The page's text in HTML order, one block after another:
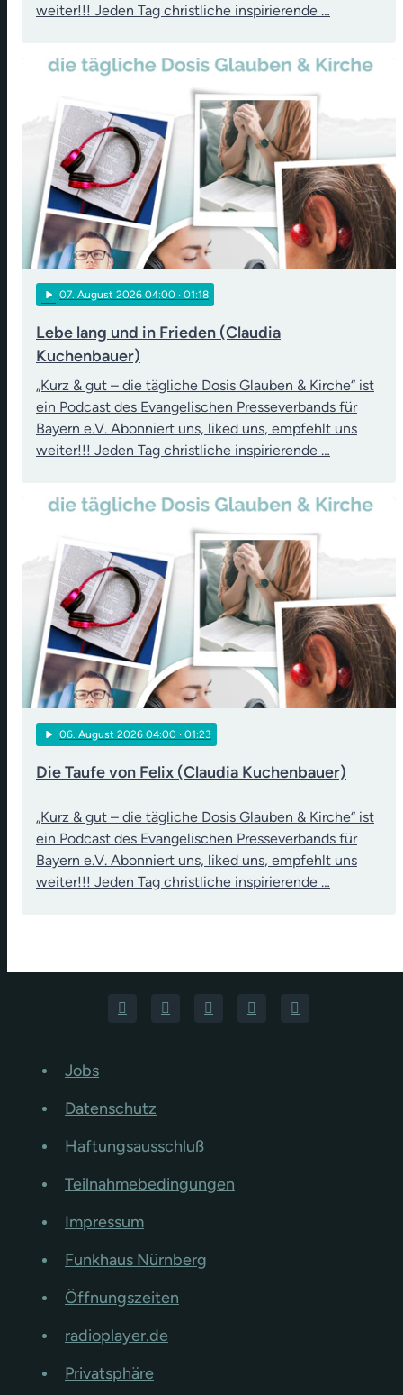
weiter!!! Jeden Tag christliche inspirierende …
play_arrow 07. August 2026 04:00 · 01:18
Lebe lang und in Frieden (Claudia
Kuchenbauer)
„Kurz & gut – die tägliche Dosis Glauben & Kirche“ ist
ein Podcast des Evangelischen Presseverbands für
Bayern e.V. Abonniert uns, liked uns, empfehlt uns
weiter!!! Jeden Tag christliche inspirierende …
play_arrow 06. August 2026 04:00 · 01:23
Die Taufe von Felix (Claudia Kuchenbauer)
„Kurz & gut – die tägliche Dosis Glauben & Kirche“ ist
ein Podcast des Evangelischen Presseverbands für
Bayern e.V. Abonniert uns, liked uns, empfehlt uns
weiter!!! Jeden Tag christliche inspirierende …
Jobs
Datenschutz
Haftungsausschluß
Teilnahmebedingungen
Impressum
Funkhaus Nürnberg
Öffnungszeiten
radioplayer.de
Privatsphäre